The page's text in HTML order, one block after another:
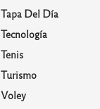
Tapa Del Día
Tecnología
Tenis
Turismo
Voley